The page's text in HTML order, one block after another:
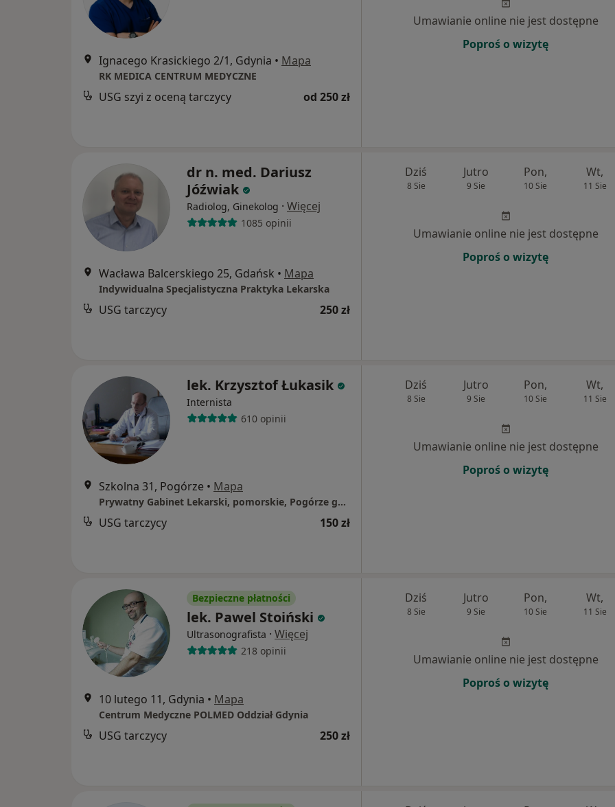
Ignacego Krasickiego 2/1, Gdynia • Mapa
RK MEDICA CENTRUM MEDYCZNE
USG szyi z oceną tarczycy od 250 zł
Umawianie online nie jest dostępne
Poproś o wizytę
dr n. med. Dariusz
Jóźwiak
Radiolog, Ginekolog · Więcej
1085 opinii
Wacława Balcerskiego 25, Gdańsk • Mapa
Indywidualna Specjalistyczna Praktyka Lekarska
USG tarczycy 250 zł
Dziś
8 Sie
Jutro
9 Sie
Pon,
10 Sie
Wt,
11 Sie
Umawianie online nie jest dostępne
Poproś o wizytę
lek. Krzysztof Łukasik
Internista
610 opinii
Szkolna 31, Pogórze • Mapa
Prywatny Gabinet Lekarski, pomorskie, Pogórze gm. Kosakowo
USG tarczycy 150 zł
Dziś
8 Sie
Jutro
9 Sie
Pon,
10 Sie
Wt,
11 Sie
Umawianie online nie jest dostępne
Poproś o wizytę
Bezpieczne płatności
lek. Pawel Stoiński
Ultrasonografista · Więcej
218 opinii
10 lutego 11, Gdynia • Mapa
Centrum Medyczne POLMED Oddział Gdynia
USG tarczycy 250 zł
Dziś
8 Sie
Jutro
9 Sie
Pon,
10 Sie
Wt,
11 Sie
Umawianie online nie jest dostępne
Poproś o wizytę